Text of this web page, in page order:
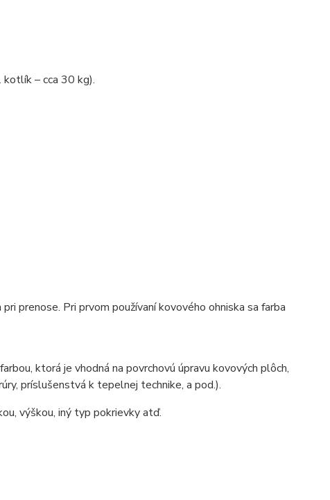
kotlík – cca 30 kg).
prenose. Pri prvom používaní kovového ohniska sa farba
ktorá je vhodná na povrchovú úpravu kovových plôch,
príslušenstvá k tepelnej technike, a pod.).
výškou, iný typ pokrievky atď.